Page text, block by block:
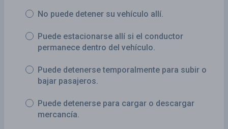
No puede detener su vehículo allí.
Puede estacionarse allí si el conductor
permanece dentro del vehículo.
Puede detenerse temporalmente para subir o
bajar pasajeros.
Puede detenerse para cargar o descargar
mercancía.